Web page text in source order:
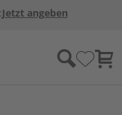
Jetzt angeben